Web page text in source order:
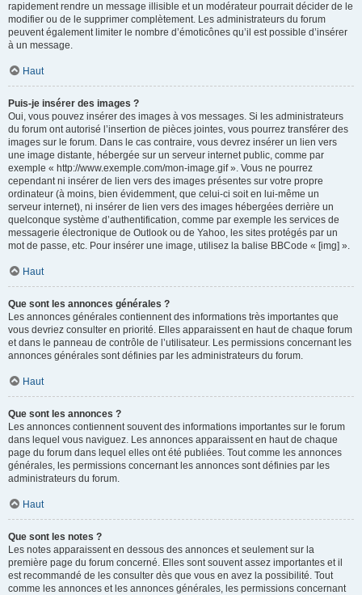
rapidement rendre un message illisible et un modérateur pourrait décider de le
modifier ou de le supprimer complètement. Les administrateurs du forum
peuvent également limiter le nombre d’émoticônes qu’il est possible d’insérer
à un message.
Haut
Puis-je insérer des images ?
Oui, vous pouvez insérer des images à vos messages. Si les administrateurs
du forum ont autorisé l’insertion de pièces jointes, vous pourrez transférer des
images sur le forum. Dans le cas contraire, vous devrez insérer un lien vers
une image distante, hébergée sur un serveur internet public, comme par
exemple « http://www.exemple.com/mon-image.gif ». Vous ne pourrez
cependant ni insérer de lien vers des images présentes sur votre propre
ordinateur (à moins, bien évidemment, que celui-ci soit en lui-même un
serveur internet), ni insérer de lien vers des images hébergées derrière un
quelconque système d’authentification, comme par exemple les services de
messagerie électronique de Outlook ou de Yahoo, les sites protégés par un
mot de passe, etc. Pour insérer une image, utilisez la balise BBCode « [img] ».
Haut
Que sont les annonces générales ?
Les annonces générales contiennent des informations très importantes que
vous devriez consulter en priorité. Elles apparaissent en haut de chaque forum
et dans le panneau de contrôle de l’utilisateur. Les permissions concernant les
annonces générales sont définies par les administrateurs du forum.
Haut
Que sont les annonces ?
Les annonces contiennent souvent des informations importantes sur le forum
dans lequel vous naviguez. Les annonces apparaissent en haut de chaque
page du forum dans lequel elles ont été publiées. Tout comme les annonces
générales, les permissions concernant les annonces sont définies par les
administrateurs du forum.
Haut
Que sont les notes ?
Les notes apparaissent en dessous des annonces et seulement sur la
première page du forum concerné. Elles sont souvent assez importantes et il
est recommandé de les consulter dès que vous en avez la possibilité. Tout
comme les annonces et les annonces générales, les permissions concernant